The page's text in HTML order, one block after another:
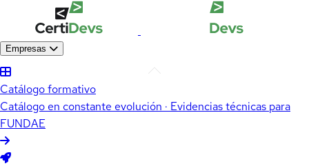
Empresas
Catálogo formativo
Catálogo en constante evolución · Evidencias técnicas para
FUNDAE